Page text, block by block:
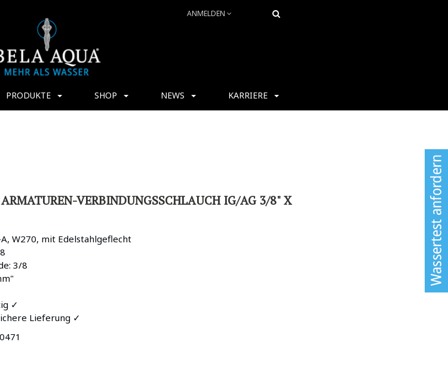
ANMELDEN
PRODUKTE SHOP NEWS KARRIERE
VERBINDUNGSSCHLAUCH IG/AG 3/8" X
W270, mit Edelstahlgeflecht
3/8
✓
Lieferung ✓